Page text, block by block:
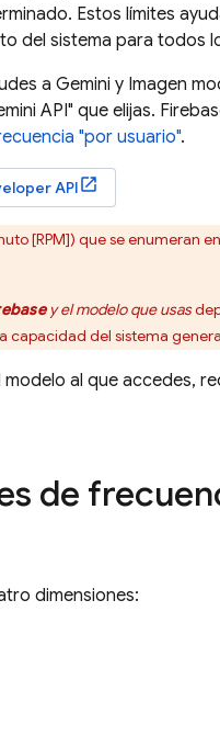
Estos límites
del sistema para todos
a Gemini y Imagen
API" que elijas.
"por usuario".
API
[RPM]) que se enumeran
y el modelo que usas
capacidad del sistema
al que accedes,
de
dimensiones: